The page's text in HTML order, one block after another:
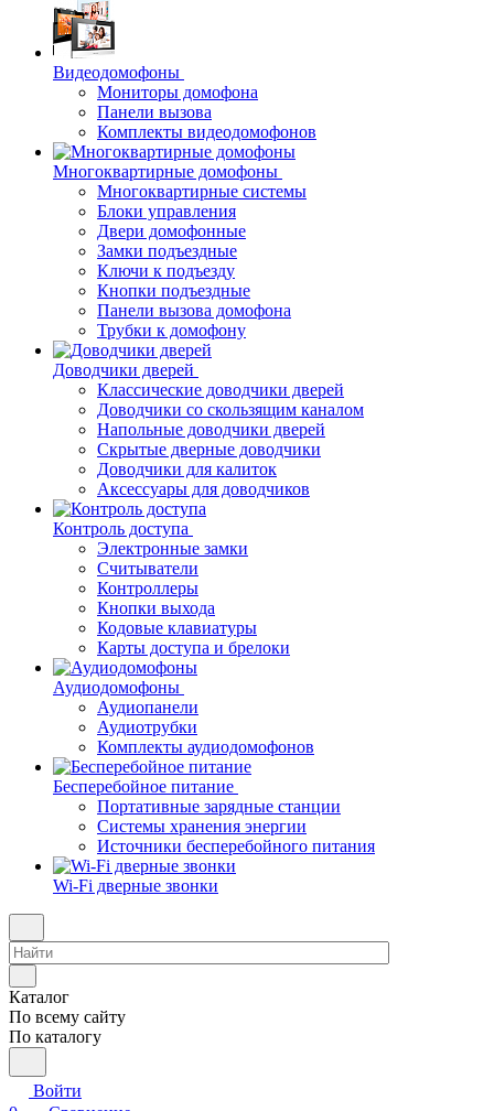
Видеодомофоны
Мониторы домофона
Панели вызова
Комплекты видеодомофонов
Многоквартирные домофоны
Многоквартирные системы
Блоки управления
Двери домофонные
Замки подъездные
Ключи к подъезду
Кнопки подъездные
Панели вызова домофона
Трубки к домофону
Доводчики дверей
Классические доводчики дверей
Доводчики со скользящим каналом
Напольные доводчики дверей
Скрытые дверные доводчики
Доводчики для калиток
Аксессуары для доводчиков
Контроль доступа
Электронные замки
Считыватели
Контроллеры
Кнопки выхода
Кодовые клавиатуры
Карты доступа и брелоки
Аудиодомофоны
Аудиопанели
Аудиотрубки
Комплекты аудиодомофонов
Бесперебойное питание
Портативные зарядные станции
Системы хранения энергии
Источники бесперебойного питания
Wi-Fi дверные звонки
Каталог
По всему сайту
По каталогу
Войти